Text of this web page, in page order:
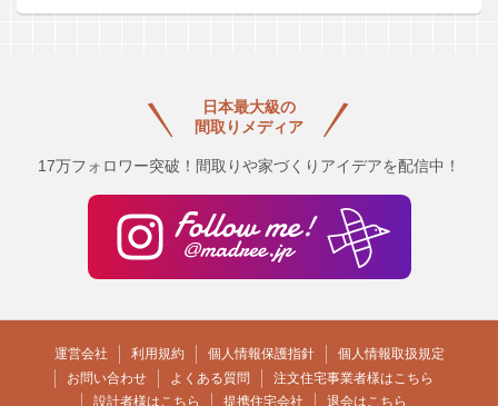
日本最大級の
間取りメディア
17万フォロワー突破！間取りや家づくりアイデアを配信中！
運営会社 利用規約 個人情報保護指針
個人情報取扱規定
お問い合わせ
よくある質問
注文住宅事業者様はこちら
設計者様はこちら
提携住宅会社 退会はこちら